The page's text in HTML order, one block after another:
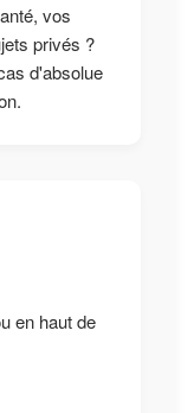
vos
privés ?
d'absolue
en haut de